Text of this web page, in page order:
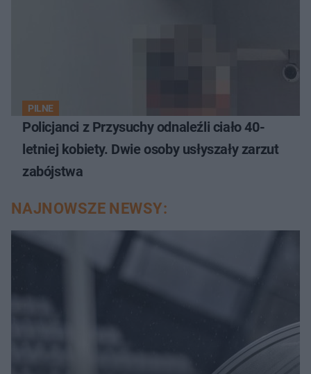
PILNE
Policjanci z Przysuchy odnaleźli ciało 40-
letniej kobiety. Dwie osoby usłyszały zarzut
zabójstwa
NAJNOWSZE NEWSY: